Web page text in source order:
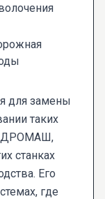
для замены
таких
станках
Его
где